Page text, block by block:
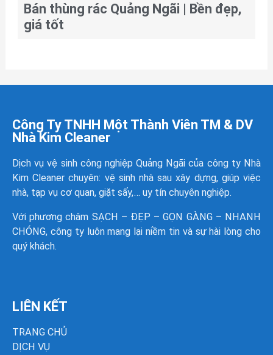
Bán thùng rác Quảng Ngãi | Bền đẹp,
giá tốt
Công Ty TNHH Một Thành Viên TM & DV
Nhà Kim Cleaner
Dịch vụ vệ sinh công nghiệp Quảng Ngãi của công ty Nhà
Kim Cleaner chuyên: vệ sinh nhà sau xây dựng, giúp việc
nhà, tạp vụ cơ quan, giặt sấy,… uy tín chuyên nghiệp.
Với phương châm SẠCH – ĐẸP – GỌN GÀNG – NHANH
CHÓNG, công ty luôn mang lại niềm tin và sự hài lòng cho
quý khách.
LIÊN KẾT
TRANG CHỦ
DỊCH VỤ